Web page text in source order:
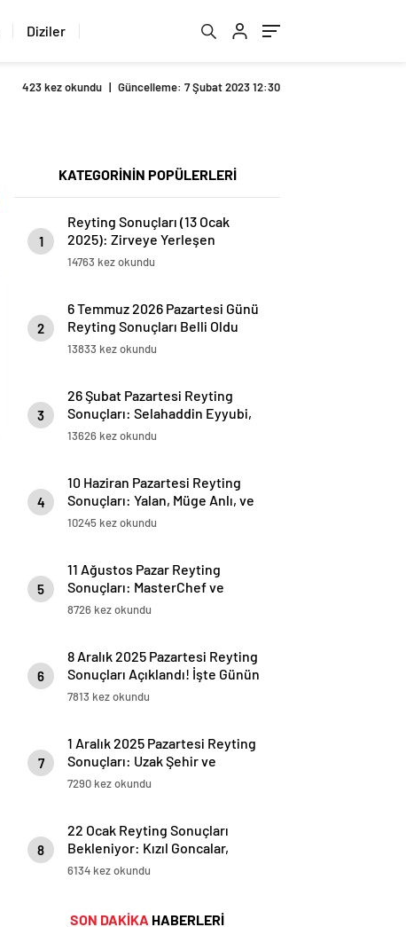
Diziler
423 kez okundu | Güncelleme: 7 Şubat 2023 12:30
KATEGORİNİN POPÜLERLERİ
1
Reyting Sonuçları (13 Ocak
2025): Zirveye Yerleşen
Programlar Belli Oldu
14763 kez okundu
2
6 Temmuz 2026 Pazartesi Günü
Reyting Sonuçları Belli Oldu
13833 kez okundu
3
26 Şubat Pazartesi Reyting
Sonuçları: Selahaddin Eyyubi,
Ömer, Kızıl Goncalar ve Survivor
13626 kez okundu
4
10 Haziran Pazartesi Reyting
Sonuçları: Yalan, Müge Anlı, ve
Kudüs Fatihi Selahaddin Eyyubi
10245 kez okundu
5
11 Ağustos Pazar Reyting
Sonuçları: MasterChef ve
Titanic Zirvede
8726 kez okundu
6
8 Aralık 2025 Pazartesi Reyting
Sonuçları Açıklandı! İşte Günün
En Çok İzlenen Yapımları
7813 kez okundu
7
1 Aralık 2025 Pazartesi Reyting
Sonuçları: Uzak Şehir ve
Cennetin Çocukları Rekabeti
7290 kez okundu
8
22 Ocak Reyting Sonuçları
Bekleniyor: Kızıl Goncalar,
Ömer, Selahaddin Eyyubi, Safir,
6134 kez okundu
SON DAKİKA HABERLERİ